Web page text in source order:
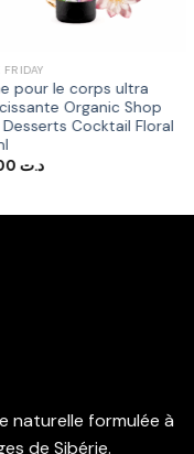
pour le corps ultra
Organic Shop
Cocktail Floral
د.ت 35,000
naturelle formulée à
de Sibérie.